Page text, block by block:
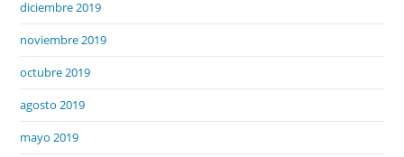
diciembre 2019
noviembre 2019
octubre 2019
agosto 2019
mayo 2019